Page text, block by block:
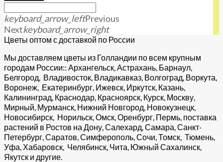
keyboard_arrow_leftPrevious
Nextkeyboard_arrow_right
Цветы оптом с доставкой по России
Мы доставляем цветы из Голландии по всем крупным
городам России:: Архангельск, Астрахань, Барнаул,
Белгород, Владивосток, Владикавказ, Волгоград, Воркута,
Воронеж, Екатеринбург, Ижевск, Иркутск, Казань,
Калининград, Краснодар, Красноярск, Курск, Москву,
Мирный, Мурманск, Нижний Новгород, Новокузнецк,
Новосибирск, Норильск, Омск, Оренбург, Пермь, поставка
растений в Ростов на Дону, Салехард, Самара, Санкт-
Петербург, Саратов, Симферополь, Сочи, Томск, Тюмень,
Уфа, Хабаровск, Челябинск, Чита, Южный Сахалинск,
Якутск и другие.